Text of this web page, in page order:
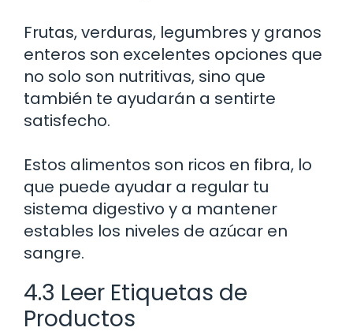
Frutas, verduras, legumbres y granos
enteros son excelentes opciones que
no solo son nutritivas, sino que
también te ayudarán a sentirte
satisfecho.
Estos alimentos son ricos en fibra, lo
que puede ayudar a regular tu
sistema digestivo y a mantener
estables los niveles de azúcar en
sangre.
4.3 Leer Etiquetas de
Productos